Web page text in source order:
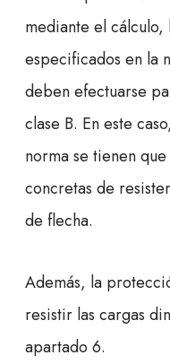
mediante el cálculo,
especificados en la
deben efectuarse
clase B. En este
norma se tienen
concretas de
de flecha.
Además, la
resistir las cargas
apartado 6.